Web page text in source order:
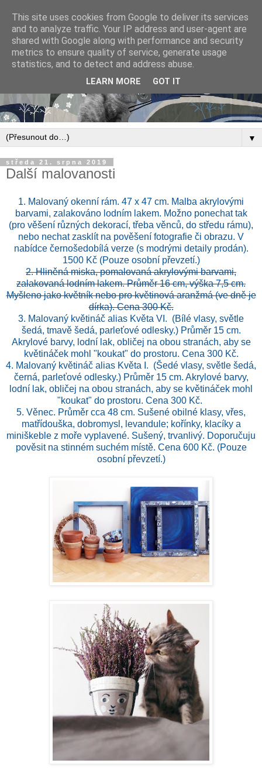
▼
středa 21. srpna 2019
Další malovanosti
1. Malovaný okenní rám. 47 x 47 cm. Malba akrylovými
barvami, zalakováno lodním lakem. Možno ponechat tak
(pro věšení různých dekorací, třeba věnců, do středu rámu),
nebo nechat zasklít na pověšení fotografie či obrazu. V
nabídce černošedobílá verze (s modrými detaily prodán).
1500 Kč (Pouze osobní převzetí.)
2. Hliněná miska, pomalovaná akrylovými barvami,
zalakovaná lodním lakem. Průměr 16 cm, výška 7,5 cm.
Myšleno jako květník nebo pro květinová aranžmá (ve dně je
dírka). Cena 300 Kč.
3. Malovaný květináč alias Květa VI. (Bílé vlasy, světle
šedá, tmavě šedá, parleťové odlesky.) Průměr 15 cm.
Akrylové barvy, lodní lak, obličej na obou stranách, aby se
květináček mohl "koukat" do prostoru. Cena 300 Kč.
4. Malovaný květináč alias Květa I. (Šedé vlasy, světle šedá,
černá, parleťové odlesky.) Průměr 15 cm. Akrylové barvy,
lodní lak, obličej na obou stranách, aby se květináček mohl
"koukat" do prostoru. Cena 300 Kč.
5. Věnec. Průměr cca 48 cm. Sušené obilné klasy, vřes,
matřídouška, dobromysl, levandule; kořínky, klacíky a
miniškeble z moře vyplavené. Sušený, trvanlivý. Doporučuju
pověsit na stinném suchém místě. Cena 600 Kč. (Pouze
osobní převzetí.)
This site uses cookies from Google to deliver its services
and to analyze traffic. Your IP address and user-agent are
shared with Google along with performance and security
metrics to ensure quality of service, generate usage
statistics, and to detect and address abuse.
LEARN MORE GOT IT